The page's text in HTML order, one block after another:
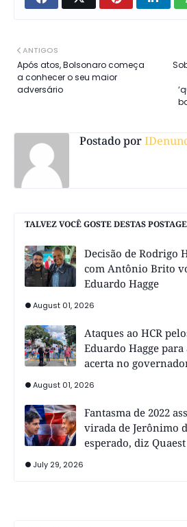
ANTIGOS
Após atos, Bolsonaro começa
a conhecer o seu maior
adversário
Postado por
TALVEZ VOCÊ GOSTE DESTAS
Decisão de Rodrigo
com Antônio Brito
Eduardo Hagge
August 01, 2026
Ataques ao HCR
Eduardo Hagge
acerta no
August 01, 2026
Fantasma de 2022
virada de Jerônimo
esperado, diz Quaest
July 29, 2026